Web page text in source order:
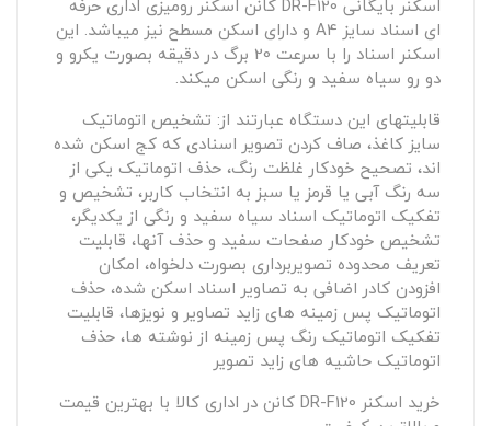
اسکنر بایگانی DR-F120 کانن اسکنر رومیزی اداری حرفه
ای اسناد سایز A4 و دارای اسکن مسطح نیز میباشد. این
اسکنر اسناد را با سرعت 20 برگ در دقیقه بصورت یکرو و
دو رو سیاه سفید و رنگی اسکن میکند.
قابلیتهای این دستگاه عبارتند از: تشخیص اتوماتیک
سایز کاغذ، صاف کردن تصویر اسنادی که کج اسکن شده
اند، تصحیح خودکار غلظت رنگ، حذف اتوماتیک یکی از
سه رنگ آبی یا قرمز یا سبز به انتخاب کاربر، تشخیص و
تفکیک اتوماتیک اسناد سیاه سفید و رنگی از یکدیگر،
تشخیص خودکار صفحات سفید و حذف آنها، قابلیت
تعریف محدوده تصویربرداری بصورت دلخواه، امکان
افزودن کادر اضافی به تصاویر اسناد اسکن شده، حذف
اتوماتیک پس زمینه های زاید تصاویر و نویزها، قابلیت
تفکیک اتوماتیک رنگ پس زمینه از نوشته ها، حذف
اتوماتیک حاشیه های زاید تصویر
خرید اسکنر DR-F120 کانن در اداری کالا با بهترین قیمت